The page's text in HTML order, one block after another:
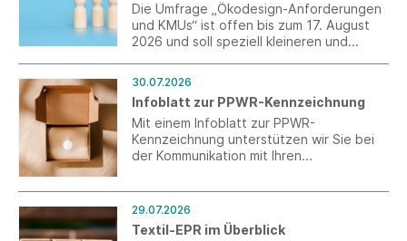
Die Umfrage „Ökodesign-Anforderungen
und KMUs“ ist offen bis zum 17. August
2026 und soll speziell kleineren und
30.07.2026
Infoblatt zur PPWR-Kennzeichnung
Mit einem Infoblatt zur PPWR-
Kennzeichnung unterstützen wir Sie bei
der Kommunikation mit Ihren
29.07.2026
Textil-EPR im Überblick